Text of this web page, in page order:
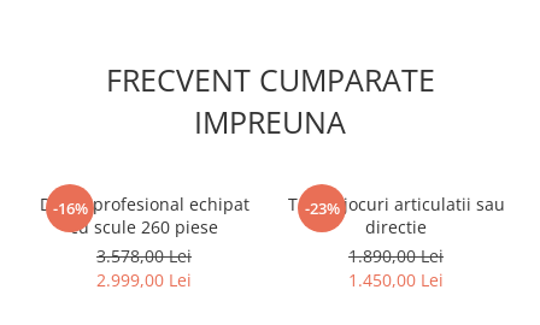
Universale
Volkswagen
FRECVENT CUMPARATE
IMPREUNA
-16%
Dulap profesional echipat
cu scule 260 piese
3.578,00 Lei
2.999,00 Lei
-23%
Tester jocuri articulatii sau
directie
1.890,00 Lei
1.450,00 Lei